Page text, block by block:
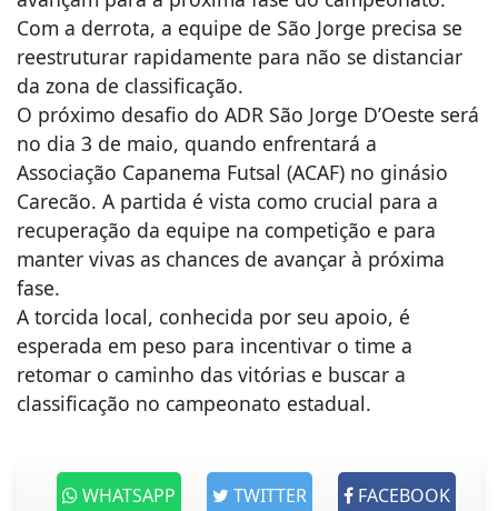
Com a derrota, a equipe de São Jorge precisa se
reestruturar rapidamente para não se distanciar
da zona de classificação.
O próximo desafio do ADR São Jorge D’Oeste será
no dia 3 de maio, quando enfrentará a
Associação Capanema Futsal (ACAF) no ginásio
Carecão. A partida é vista como crucial para a
recuperação da equipe na competição e para
manter vivas as chances de avançar à próxima
fase.
A torcida local, conhecida por seu apoio, é
esperada em peso para incentivar o time a
retomar o caminho das vitórias e buscar a
classificação no campeonato estadual.
FACEBOOK
TWITTER
WHATSAPP